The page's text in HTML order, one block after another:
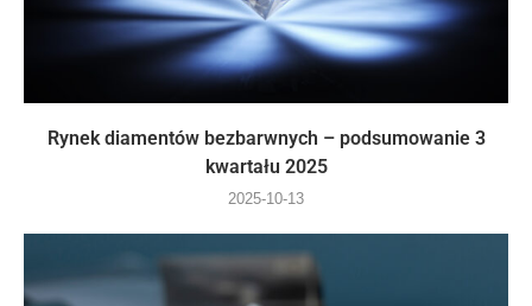
Rynek diamentów bezbarwnych – podsumowanie 3
kwartału 2025
2025-10-13